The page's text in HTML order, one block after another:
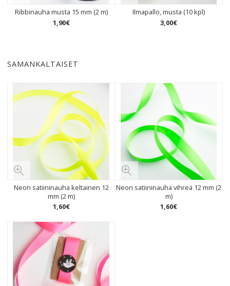
Ribbinauha musta 15 mm (2 m)
1,90€
Ilmapallo, musta (10 kpl)
3,00€
SAMANKALTAISET
Neon satiininauha keltainen 12
mm (2 m)
1,60€
Neon satiininauha vihreä 12 mm (2
m)
1,60€